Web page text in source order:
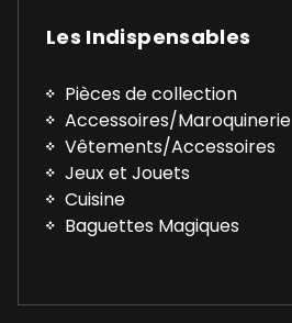
Les Indispensables
Pièces de collection
Accessoires/Maroquinerie
Vêtements/Accessoires
Jeux et Jouets
Cuisine
Baguettes Magiques